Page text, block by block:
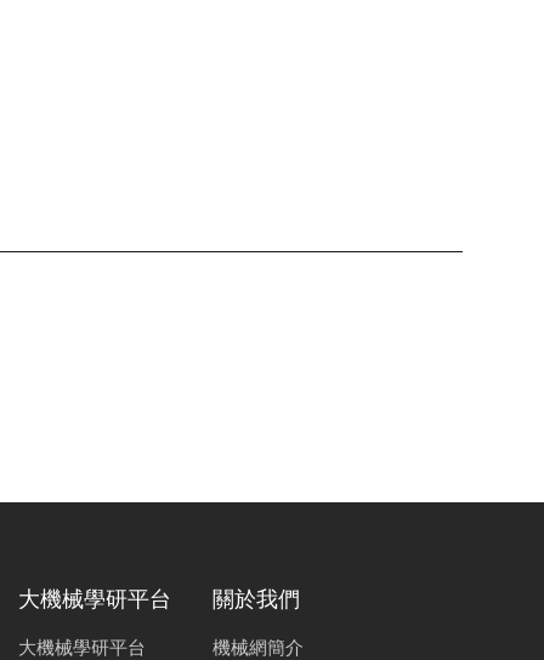
大機械學研平台
大機械學研平台
關於我們
機械網簡介